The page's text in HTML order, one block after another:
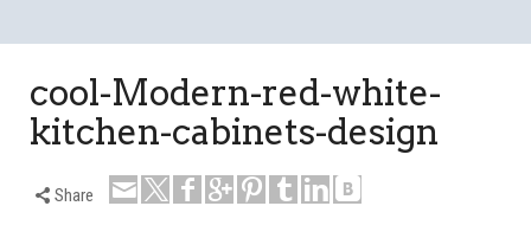
cool-Modern-red-white-
kitchen-cabinets-design
Share